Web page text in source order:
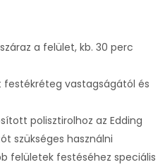
a felület, kb. 30 perc
vastagságától és
polisztirolhoz az Edding
szükséges használni
felületek festéséhez speciális